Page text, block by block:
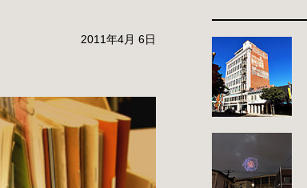
2011年4月 6日